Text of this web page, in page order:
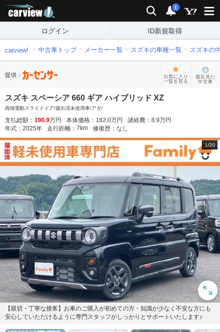
検索 通知
i
ログイン ID新規取得
carview! 中古車トップ メーカー一覧 スズキの車種一覧 スズキの
提供：
お気に入り
一覧を見る
最近見た
中古車
スズキ スペーシア 660 ギア ハイブリッド XZ
両側電動スライドドア/届出済未使用車/アダ/
支払総額： 190.9万円 本体価格： 182.0万円 諸経費： 8.9万円
年式： 2025年 走行距離： 7 km 修復歴： なし
1/20
【親切・丁寧な接客】お車のご購入が初めての方・知識が少なく不安な方にも
安心していただけるように専門スタッフがしっかりとサポートいたします♪